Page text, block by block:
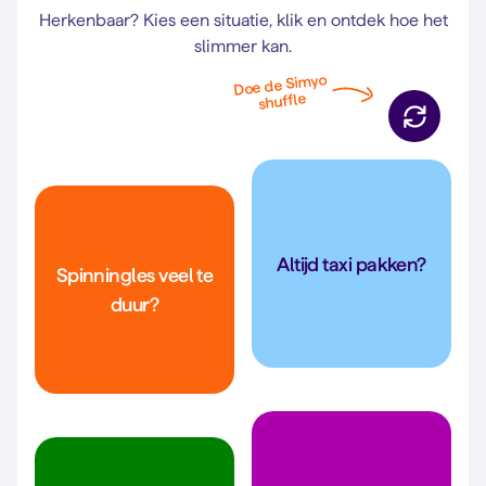
Herkenbaar? Kies een situatie, klik en ontdek hoe het
slimmer kan.
Doe de Simyo
shuffle
Spinningles veel te
duur?
Lekker mountainbiken
in de natuur!
Altijd taxi pakken?
taxi (lees: "kun je me